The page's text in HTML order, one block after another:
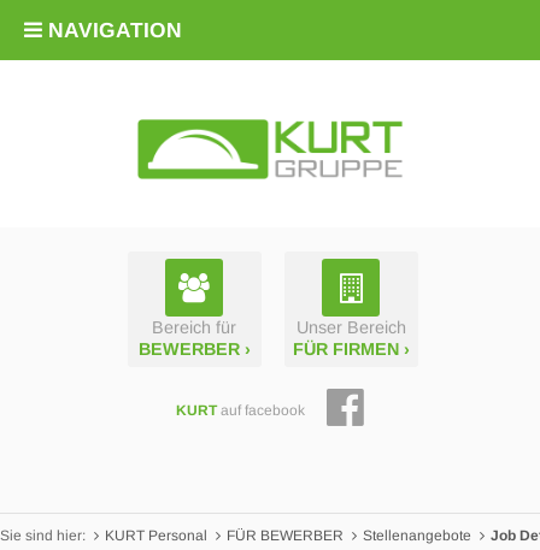
Bereich für
BEWERBER ›
Unser Bereich
FÜR FIRMEN ›
KURT auf facebook
NAVIGATION
Sie sind hier: KURT Personal FÜR BEWERBER Stellenangebote Job